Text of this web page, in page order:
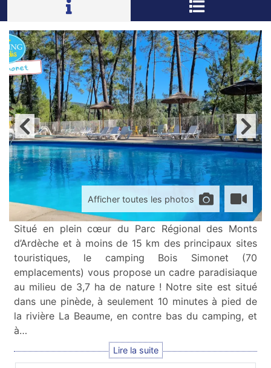
Afficher toutes les photos
Situé en plein cœur du Parc Régional des Monts
d’Ardèche et à moins de 15 km des principaux sites
touristiques, le camping Bois Simonet (70
emplacements) vous propose un cadre paradisiaque
au milieu de 3,7 ha de nature ! Notre site est situé
dans une pinède, à seulement 10 minutes à pied de
la rivière La Beaume, en contre bas du camping, et
à…